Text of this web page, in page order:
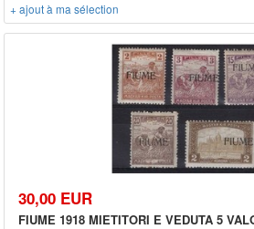
+ ajout à ma sélection
30,00 EUR
FIUME 1918 MIETITORI E VEDUTA 5